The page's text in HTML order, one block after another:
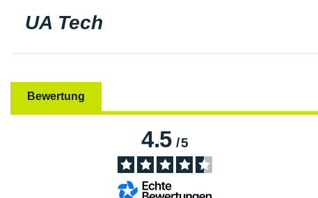
UA Tech
Bewertung
4.5/5